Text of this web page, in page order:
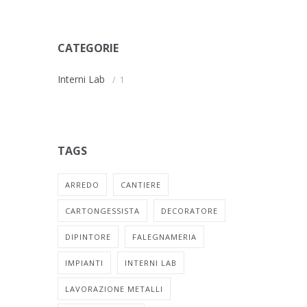
CATEGORIE
Interni Lab 1
TAGS
ARREDO CANTIERE
CARTONGESSISTA DECORATORE
DIPINTORE FALEGNAMERIA
IMPIANTI INTERNI LAB
LAVORAZIONE METALLI